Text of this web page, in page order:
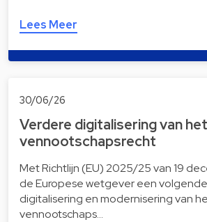
Lees Meer
30/06/26
Verdere digitalisering van het
vennootschapsrecht
Met Richtlijn (EU) 2025/25 van 19
de Europese wetgever een
digitalisering en modernisering van
vennootschaps…